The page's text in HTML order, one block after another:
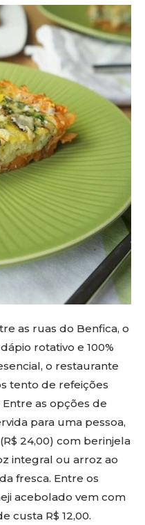
as ruas do Benfica, o
rotativo e 100%
o restaurante
tento de refeições
as opções de
para uma pessoa,
24,00) com berinjela
integral ou arroz ao
fresca. Entre os
acebolado vem com
custa R$ 12,00.